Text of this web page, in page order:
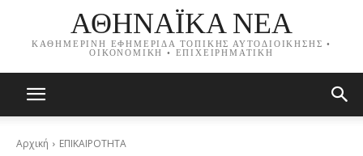
ΑΘΗΝΑΪΚΑ ΝΕΑ
ΚΑΘΗΜΕΡΙΝΗ ΕΦΗΜΕΡΙΔΑ ΤΟΠΙΚΗΣ ΑΥΤΟΔΙΟΙΚΗΣΗΣ •
ΟΙΚΟΝΟΜΙΚΗ • ΕΠΙΧΕΙΡΗΜΑΤΙΚΗ
Αρχική ΕΠΙΚΑΙΡΟΤΗΤΑ